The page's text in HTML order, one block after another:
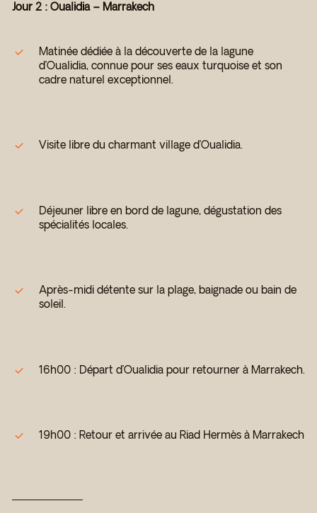
Jour 2 : Oualidia – Marrakech
Matinée dédiée à la découverte de la lagune
d’Oualidia, connue pour ses eaux turquoise et son
cadre naturel exceptionnel.
Visite libre du charmant village d’Oualidia.
Déjeuner libre en bord de lagune, dégustation des
spécialités locales.
Après-midi détente sur la plage, baignade ou bain de
soleil.
16h00 : Départ d’Oualidia pour retourner à Marrakech.
19h00 : Retour et arrivée au Riad Hermès à Marrakech